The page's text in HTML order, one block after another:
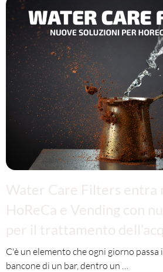
Water Care Filters entra
HoReCa e Vending con
per il trattamento
C'è un elemento che ogni giorno
bancone di un bar, dentro un …